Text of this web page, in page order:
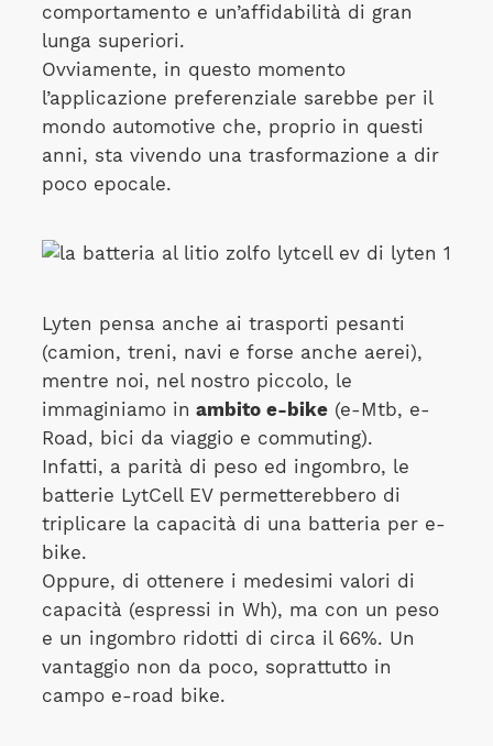
comportamento e un’affidabilità di gran
lunga superiori.
Ovviamente, in questo momento
l’applicazione preferenziale sarebbe per il
mondo automotive che, proprio in questi
anni, sta vivendo una trasformazione a dir
poco epocale.
Lyten pensa anche ai trasporti pesanti
(camion, treni, navi e forse anche aerei),
mentre noi, nel nostro piccolo, le
immaginiamo in ambito e-bike(e-Mtb, e-
Road, bici da viaggio e commuting).
Infatti, a parità di peso ed ingombro, le
batterie LytCell EV permetterebbero di
triplicare la capacità di una batteria per e-
bike.
Oppure, di ottenere i medesimi valori di
capacità (espressi in Wh), ma con un peso
e un ingombro ridotti di circa il 66%. Un
vantaggio non da poco, soprattutto in
campo e-road bike.